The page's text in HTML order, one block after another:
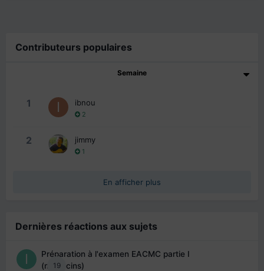
Contributeurs populaires
Semaine
1 ibnou
2
2 jimmy
1
En afficher plus
Dernières réactions aux sujets
19
Préparation à l'examen EACMC partie I
(médecins)